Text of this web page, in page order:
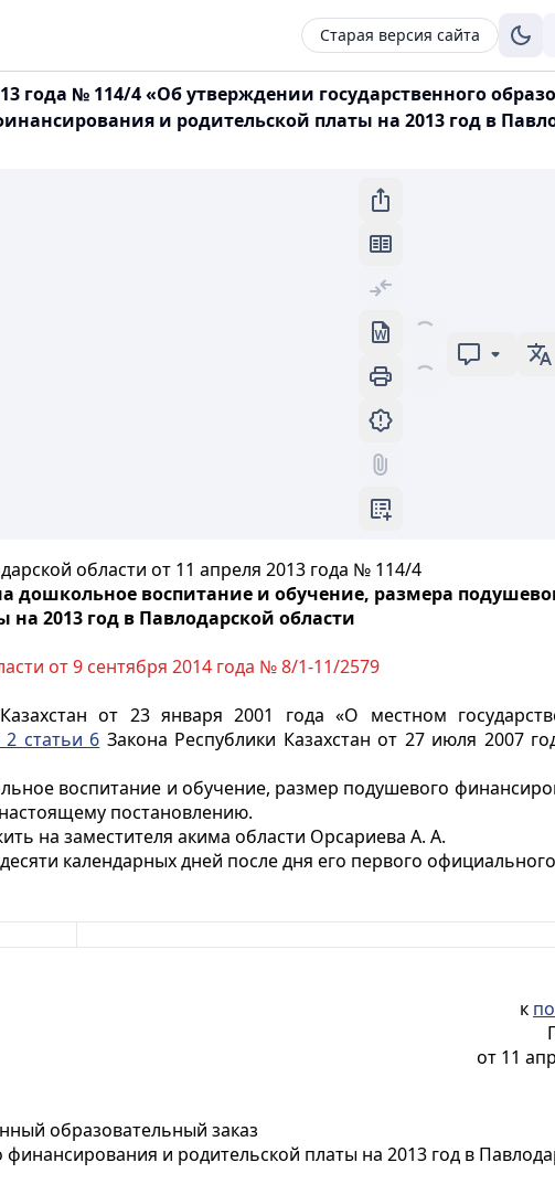
Старая версия сайта
года № 114/4 «Об утверждении государственного
и родительской платы на 2013 год в
области от 11 апреля 2013 года № 114/4
дошкольное воспитание и обучение, размера
на 2013 год в Павлодарской области
от 9 сентября 2014 года № 8/1-11/2579
от 23 января 2001 года «О местном
2 статьи 6 Закона Республики Казахстан от 27 июля 2007
воспитание и обучение, размер подушевого
постановлению.
на заместителя акима области Орсариева А. А.
календарных дней после дня его первого
к
от 11
образовательный заказ
и родительской платы на 2013 год в